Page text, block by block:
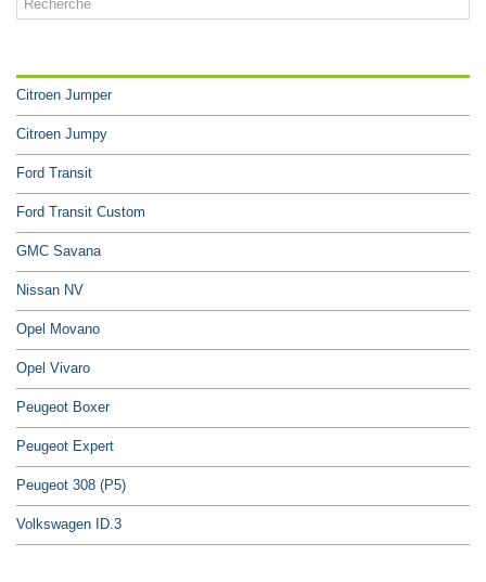
Citroen Jumper
Citroen Jumpy
Ford Transit
Ford Transit Custom
GMC Savana
Nissan NV
Opel Movano
Opel Vivaro
Peugeot Boxer
Peugeot Expert
Peugeot 308 (P5)
Volkswagen ID.3